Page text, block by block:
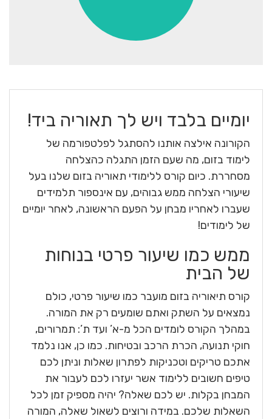
יומיים בלבד ויש לך תאוריה ביד!
הקורונה אילצה אותנו להסתגל לפלטפורמה של
לימוד בזום, מה שעם הזמן התגלה כהצלחה
מסחררת. כיום קורס ללימודי תאוריה בזום שלנו בעל
שיעורי הצלחה ממש גבוהים, עם אינספור תלמידים
שעברו לאחריו מבחן על הפעם הראשונה, לאחר יומיים
של לימודים!
ממש כמו שיעור פרטי בנוחות
של הבית
קורס תיאוריה בזום מועבר כמו שיעור פרטי, כולם
נמצאים על השתק ואתם שומעים רק את המורה.
במהלך הקורס לומדים הכל מ-א’ ועד ת’: תמרורים,
חוקי תנועה, הכרת הרכב ובטיחות. כמו כן, אנו נלמד
אתכם טריקים וטכניקות לפתרון שאלות וניתן לכם
טיפים חשובים ללימוד אשר יעזרו לכם לעבור את
המבחן בקלות. יש לכם שאלה? יהיה מספיק זמן לכל
השאלות שלכם. במידה ורוצים לשאול שאלה, המורה